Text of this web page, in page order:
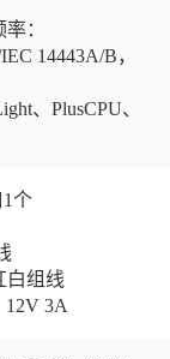
：
14443A/B，
、PlusCPU、
个
白组线
12V 3A